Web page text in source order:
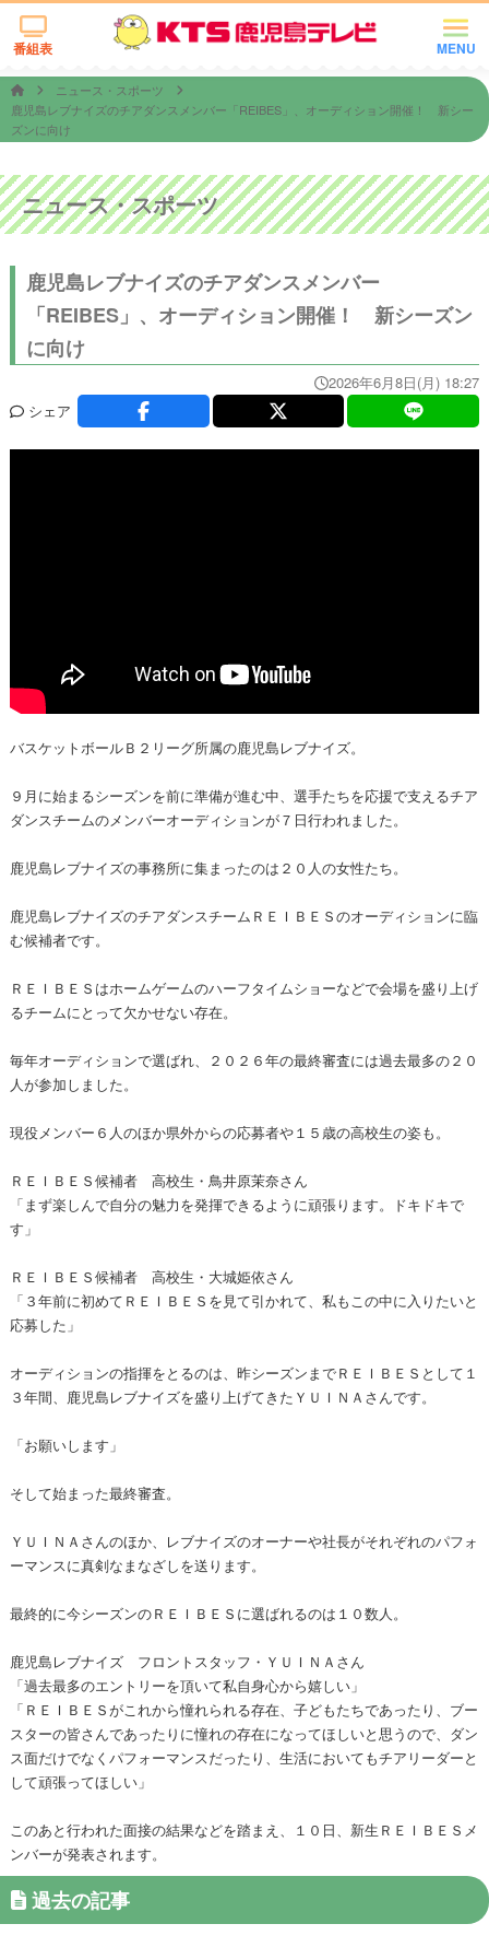
MENU
番組表
ニュース・スポーツ
鹿児島レブナイズのチアダンスメンバー「REIBES」、オーディション開催！ 新シー
ズンに向け
ニュース・スポーツ
鹿児島レブナイズのチアダンスメンバー
「REIBES」、オーディション開催！ 新シーズン
に向け
2026年6月8日(月) 18:27
シェア
バスケットボールＢ２リーグ所属の鹿児島レブナイズ。
９月に始まるシーズンを前に準備が進む中、選手たちを応援で支えるチア
ダンスチームのメンバーオーディションが７日行われました。
鹿児島レブナイズの事務所に集まったのは２０人の女性たち。
鹿児島レブナイズのチアダンスチームＲＥＩＢＥＳのオーディションに臨
む候補者です。
ＲＥＩＢＥＳはホームゲームのハーフタイムショーなどで会場を盛り上げ
るチームにとって欠かせない存在。
毎年オーディションで選ばれ、２０２６年の最終審査には過去最多の２０
人が参加しました。
現役メンバー６人のほか県外からの応募者や１５歳の高校生の姿も。
ＲＥＩＢＥＳ候補者 高校生・鳥井原茉奈さん
「まず楽しんで自分の魅力を発揮できるように頑張ります。ドキドキで
す」
ＲＥＩＢＥＳ候補者 高校生・大城姫依さん
「３年前に初めてＲＥＩＢＥＳを見て引かれて、私もこの中に入りたいと
応募した」
オーディションの指揮をとるのは、昨シーズンまでＲＥＩＢＥＳとして１
３年間、鹿児島レブナイズを盛り上げてきたＹＵＩＮＡさんです。
「お願いします」
そして始まった最終審査。
ＹＵＩＮＡさんのほか、レブナイズのオーナーや社長がそれぞれのパフォ
ーマンスに真剣なまなざしを送ります。
最終的に今シーズンのＲＥＩＢＥＳに選ばれるのは１０数人。
鹿児島レブナイズ フロントスタッフ・ＹＵＩＮＡさん
「過去最多のエントリーを頂いて私自身心から嬉しい」
「ＲＥＩＢＥＳがこれから憧れられる存在、子どもたちであったり、ブー
スターの皆さんであったりに憧れの存在になってほしいと思うので、ダン
ス面だけでなくパフォーマンスだったり、生活においてもチアリーダーと
して頑張ってほしい」
このあと行われた面接の結果などを踏まえ、１０日、新生ＲＥＩＢＥＳメ
ンバーが発表されます。
過去の記事